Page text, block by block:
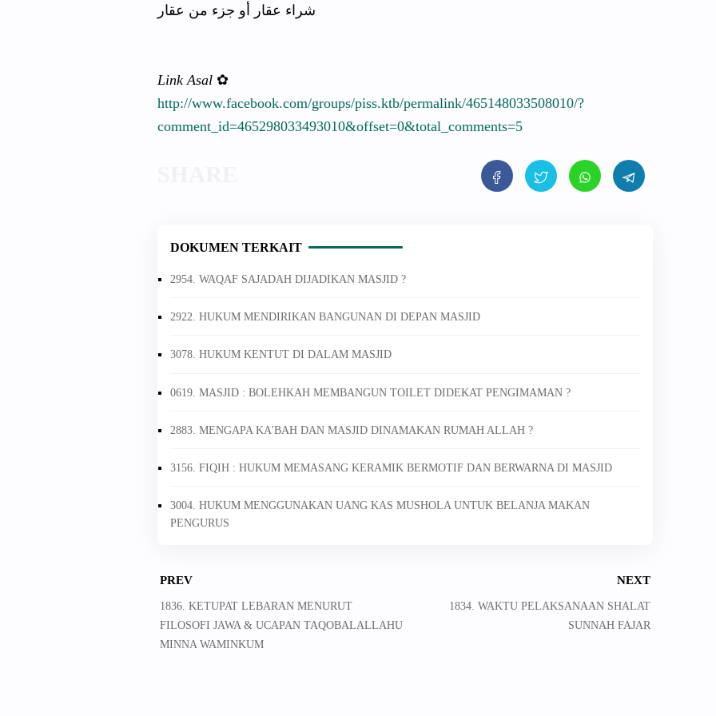
شراء عقار أو جزء من عقار
Link Asal ✿
http://www.facebook.com/groups/piss.ktb/permalink/465148033508010/?
comment_id=465298033493010&offset=0&total_comments=5
DOKUMEN TERKAIT
2954. WAQAF SAJADAH DIJADIKAN MASJID ?
2922. HUKUM MENDIRIKAN BANGUNAN DI DEPAN MASJID
3078. HUKUM KENTUT DI DALAM MASJID
0619. MASJID : BOLEHKAH MEMBANGUN TOILET DIDEKAT PENGIMAMAN ?
2883. MENGAPA KA'BAH DAN MASJID DINAMAKAN RUMAH ALLAH ?
3156. FIQIH : HUKUM MEMASANG KERAMIK BERMOTIF DAN BERWARNA DI MASJID
3004. HUKUM MENGGUNAKAN UANG KAS MUSHOLA UNTUK BELANJA MAKAN
PENGURUS
PREV
1836. KETUPAT LEBARAN MENURUT
FILOSOFI JAWA & UCAPAN TAQOBALALLAHU
MINNA WAMINKUM
NEXT
1834. WAKTU PELAKSANAAN SHALAT
SUNNAH FAJAR